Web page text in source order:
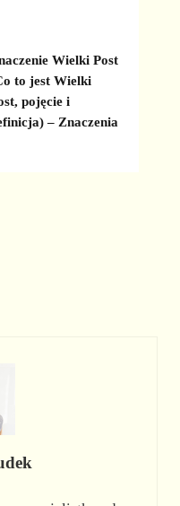
Wielki Post
to jest Wielki
pojęcie i
– Znaczenia